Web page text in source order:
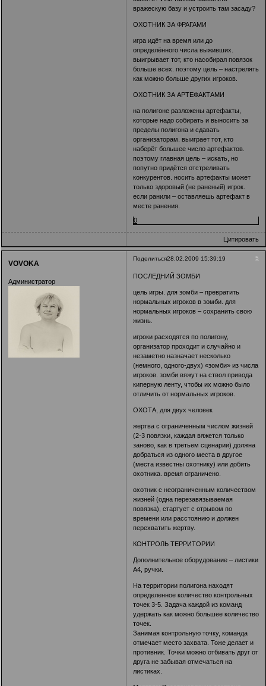
вражескую базу и устроить там засаду?
ОХОТНИК ЗА ФРАГАМИ
игра идёт на время или до
определённого числа выживших.
выигрывает тот, кто насобирал повязок
больше всех. поэтому цель – настрелять
как можно больше других игроков.
ОХОТНИК ЗА АРТЕФАКТАМИ
на полигоне разложены артефакты,
которые надо собирать и выносить за
пределы полигона и сдавать
организаторам. выиграет тот, кто
наберёт большее число артефактов.
поэтому главная цель – искать, но
попутно придётся отстреливать
конкурентов. носить артефакты может
только здоровый (не раненый) игрок.
если ранили – оставляешь артефакт в
месте ранения.
0
Цитировать
Поделиться 5
28.02.2009 15:39:19
VOVOKA
Администратор
ПОСЛЕДНИЙ ЗОМБИ
цель игры. для зомби – превратить
нормальных игроков в зомби. для
нормальных игроков – сохранить свою
жизнь.
игроки расходятся по полигону,
организатор проходит и случайно и
незаметно назначает несколько
(немного, одного-двух) «зомби» из числа
игроков. зомби вяжут на ствол привода
киперную ленту, чтобы их можно было
отличить от нормальных игроков.
ОХОТА, для двух человек
жертва с ограниченным числом жизней
(2-3 повязки, каждая вяжется только
заново, как в третьем сценарии) должна
добраться из одного места в другое
(места известны охотнику) или добить
охотника. время ограничено.
охотник с неограниченным количеством
жизней (одна перезавязываемая
повязка), стартует с отрывом по
времени или расстоянию и должен
перехватить жертву.
КОНТРОЛЬ ТЕРРИТОРИИ
Дополнительное оборудование – листики
А4, ручки.
На территории полигона находят
определенное количество контрольных
точек 3-5. Задача каждой из команд
удержать как можно большее количество
точек.
Занимая контрольную точку, команда
отмечает место захвата. Тоже делает и
противник. Точки можно отбивать друг от
друга не забывая отмечаться на
листиках.